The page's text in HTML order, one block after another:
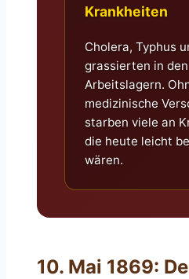
Krankheiten
Cholera, Typhus
grassierten in den
Arbeitslagern.
medizinische
starben viele an
die heute leicht
wären.
10. Mai 1869: